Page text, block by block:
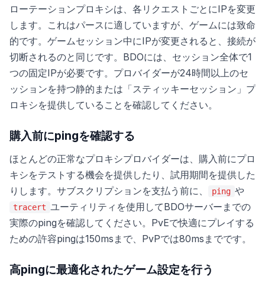
ローテーションプロキシは、各リクエストごとにIPを変更
します。これはパースに適していますが、ゲームには致命
的です。ゲームセッション中にIPが変更されると、接続が
切断されるのと同じです。BDOには、セッション全体で1
つの固定IPが必要です。プロバイダーが24時間以上のセ
ッションを持つ静的または「スティッキーセッション」プ
ロキシを提供していることを確認してください。
購入前にpingを確認する
ほとんどの正常なプロキシプロバイダーは、購入前にプロ
キシをテストする機会を提供したり、試用期間を提供した
りします。サブスクリプションを支払う前に、
ping や
tracert ユーティリティを使用してBDOサーバーまでの
実際のpingを確認してください。PvEで快適にプレイする
ための許容pingは150msまで、PvPでは80msまでです。
高pingに最適化されたゲーム設定を行う